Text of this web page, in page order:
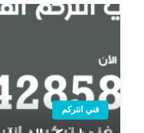
فني انتركم